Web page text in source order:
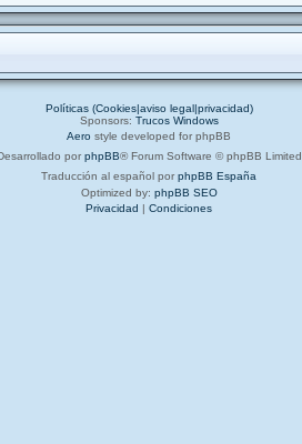
Políticas (Cookies|aviso legal|privacidad)
Sponsors: Trucos Windows
Aero style developed for phpBB
por phpBB® Forum Software © phpBB Limited
Traducción al español por phpBB España
Optimized by: phpBB SEO
Privacidad | Condiciones